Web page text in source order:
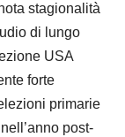
stagionalità
di lungo
USA
forte
primarie
post-